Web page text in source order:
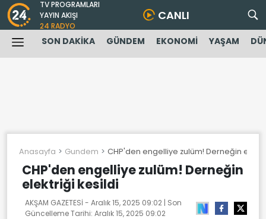
TV PROGRAMLARI
YAYIN AKIŞI
24 RADYO
CANLI
SON DAKİKA GÜNDEM EKONOMİ YAŞAM
Anasayfa Gundem CHP'den engelliye zulüm! Derneğin
CHP'den engelliye zulüm! Derneğin
elektriği kesildi
AKŞAM GAZETESİ - Aralık 15, 2025 09:02 | Son
Güncelleme Tarihi: Aralık 15, 2025 09:02